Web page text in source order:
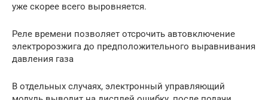
уже скорее всего выровняется.
Реле времени позволяет отсрочить автовключение
электророзжига до предположительного выравнивания
давления газа
В отдельных случаях, электронный управляющий